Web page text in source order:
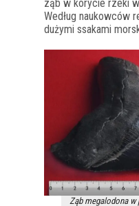
ząb w korycie rzeki
Według naukowców
dużymi ssakami
Ząb megalodona w